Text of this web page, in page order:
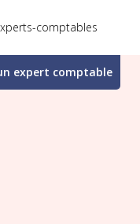
comptables
expert comptable